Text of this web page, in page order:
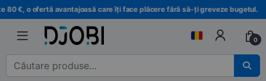
Treci la navigare
Treci la conținut
o ofertă avantajoasă care îți face plăcere fără să-ți greveze bugetul.
0
Căutare pentru :